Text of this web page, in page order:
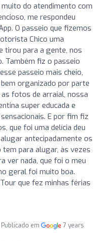
do atendimento com
me respondeu
O passeio que fizemos
Chico uma
tirou para a gente, nos
Também fiz o passeio
passeio mais cheio,
organizado por parte
as fotos de arraial, nossa
super educada e
E por fim fiz
que foi uma delícia deu
antecipadamente os
para alugar, às vezes
ver nada, que foi o meu
geral foi muito boa.
que fez minhas férias
Publicado em
7 years